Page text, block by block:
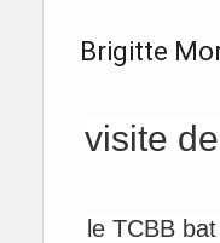
Brigitte
visite
le TCBB